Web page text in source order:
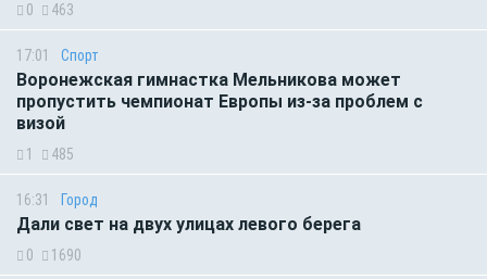
0 463
17:01 Спорт
Воронежская гимнастка Мельникова может
пропустить чемпионат Европы из-за проблем с
визой
1 485
16:31 Город
Дали свет на двух улицах левого берега
0 1690